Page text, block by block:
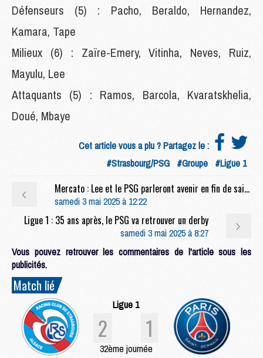
Défenseurs (5) : Pacho, Beraldo, Hernandez,
Kamara, Tape
Milieux (6) : Zaïre-Emery, Vitinha, Neves, Ruiz,
Mayulu, Lee
Attaquants (5) : Ramos, Barcola, Kvaratskhelia,
Doué, Mbaye
Cet article vous a plu ? Partagez le :
#Strasbourg/PSG #Groupe #Ligue 1
Mercato : Lee et le PSG parleront avenir en fin de saison
samedi 3 mai 2025 à 12:22
Ligue 1 : 35 ans après, le PSG va retrouver un derby
samedi 3 mai 2025 à 8:27
Vous pouvez retrouver les commentaires de l'article sous les
publicités.
Match lié
Ligue 1
2 1
32ème journée